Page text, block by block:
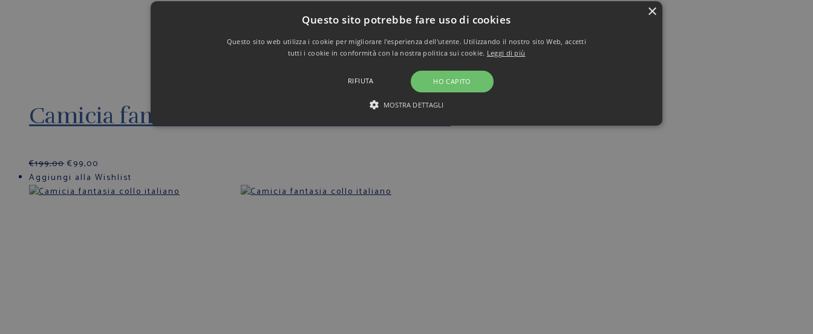
Camicia fantasia in flanella collo italiano
€199,00 €99,00
Aggiungi alla Wishlist
×
Questo sito potrebbe fare uso di cookies
Questo sito web utilizza i cookie per migliorare l'esperienza dell'utente. Utilizzando il nostro sito Web, accetti
tutti i cookie in conformità con la nostra politica sui cookie. Leggi di più
HO CAPITO
RIFIUTA
MOSTRA DETTAGLI